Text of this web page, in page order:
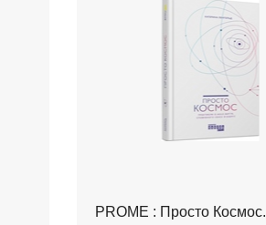
PROME : Просто Космос.